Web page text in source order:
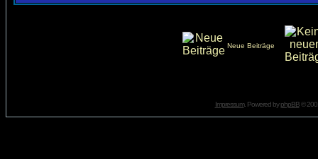
Neue Beiträge
Impressum. Powered byphpBB©